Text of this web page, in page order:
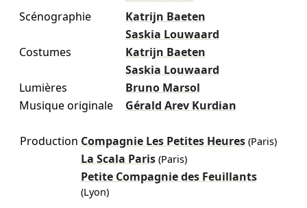
Scénographie
Katrijn Baeten
Saskia Louwaard
Costumes
Katrijn Baeten
Saskia Louwaard
Lumières
Bruno Marsol
Musique originale
Gérald Arev Kurdian
Production Compagnie Les Petites Heures(Paris)
La Scala Paris(Paris)
Petite Compagnie des Feuillants
(Lyon)